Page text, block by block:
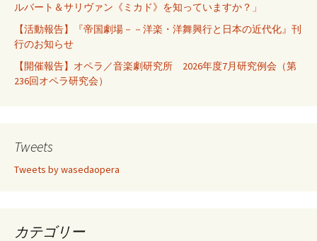
ルバート＆サリヴァン《ミカド》を知っていますか？」
【活動報告】『帝国劇場－－洋楽・洋舞興行と日本の近代化』刊
行のお知らせ
【開催報告】オペラ／音楽劇研究所 2026年度7月研究例会（第
236回オペラ研究会）
Tweets
Tweets by wasedaopera
カテゴリー